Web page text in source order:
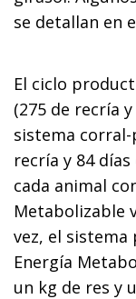
se detallan en
El ciclo
(275 de recría
sistema corral-
recría y 84
cada animal
Metabolizable
vez, el
Energía
un kg de res y